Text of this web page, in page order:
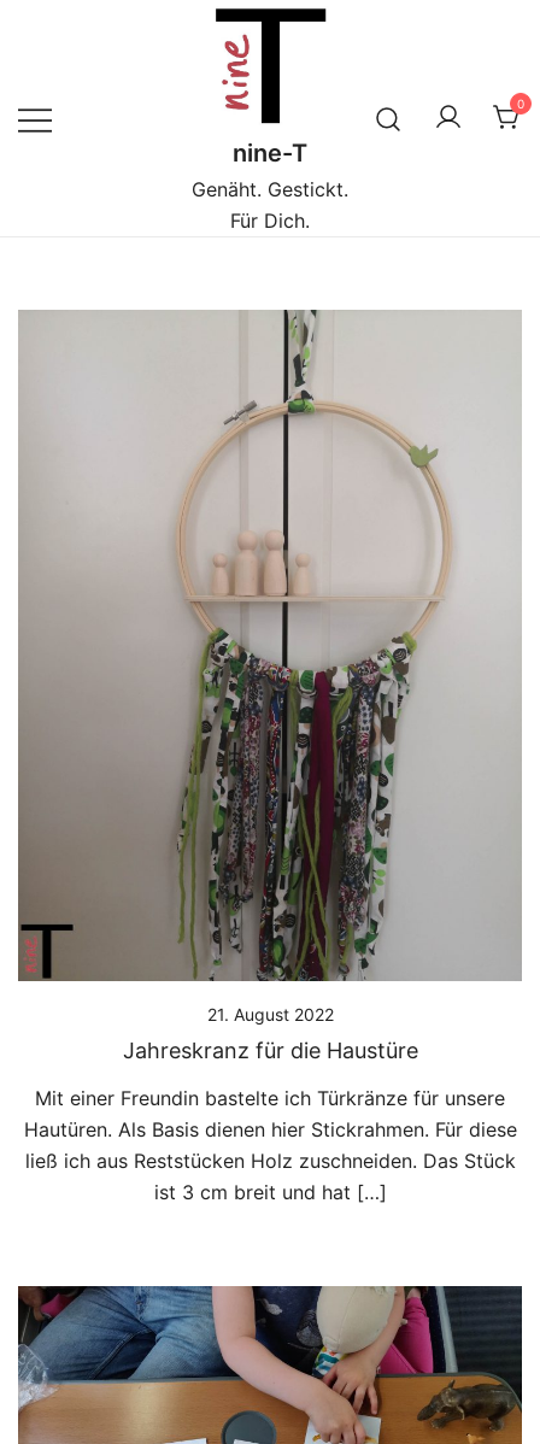
nine-T
Genäht. Gestickt.
Für Dich.
0
21. August 2022
Jahreskranz für die Haustüre
Mit einer Freundin bastelte ich Türkränze für unsere
Hautüren. Als Basis dienen hier Stickrahmen. Für diese
ließ ich aus Reststücken Holz zuschneiden. Das Stück
ist 3 cm breit und hat […]